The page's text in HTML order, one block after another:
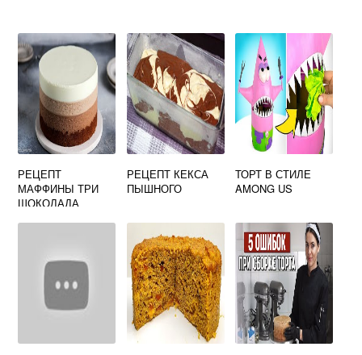
РЕЦЕПТ
МАФФИНЫ ТРИ
ШОКОЛАДА
РЕЦЕПТ КЕКСА
ПЫШНОГО
ТОРТ В СТИЛЕ
AMONG US